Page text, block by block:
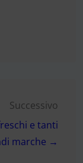
Successivo
e tanti
marche →